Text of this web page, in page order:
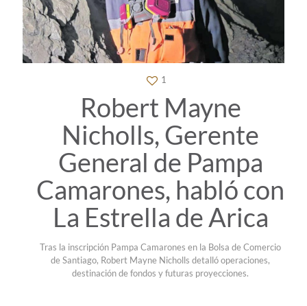
1
Robert Mayne
Nicholls, Gerente
General de Pampa
Camarones, habló con
La Estrella de Arica
Tras la inscripción Pampa Camarones en la Bolsa de Comercio
de Santiago, Robert Mayne Nicholls detalló operaciones,
destinación de fondos y futuras proyecciones.